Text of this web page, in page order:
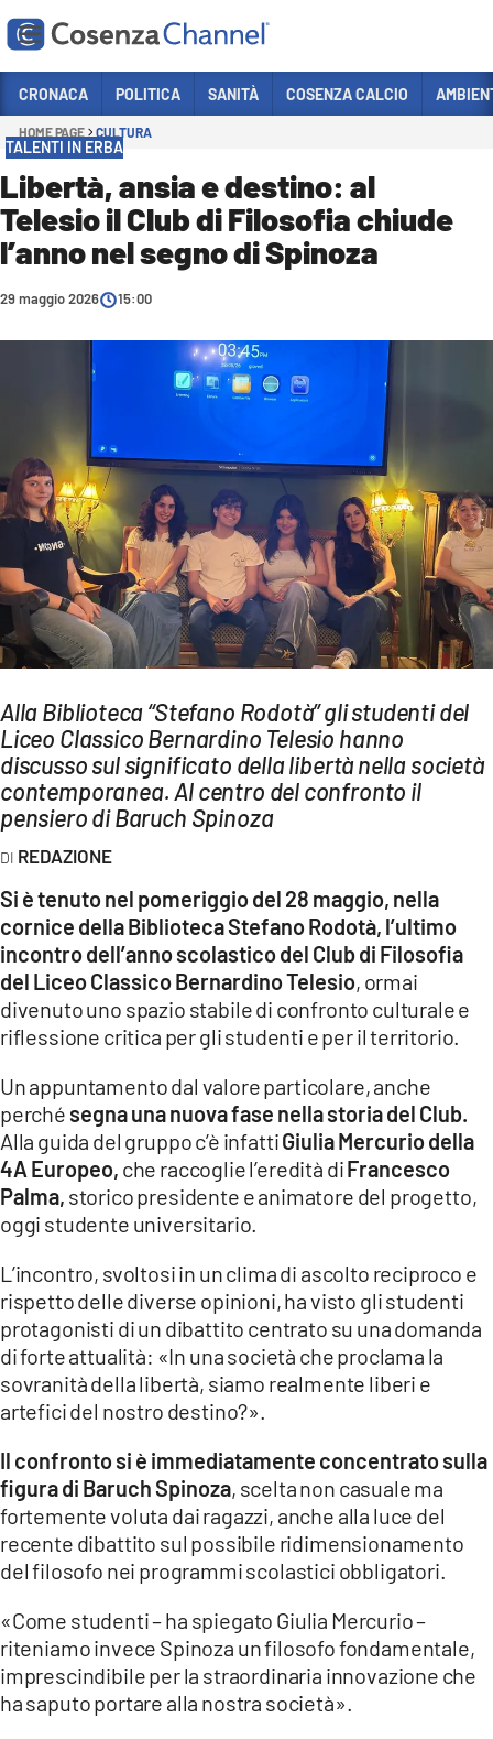
Sezioni
POLITICA
COSENZA CALCIO
ECONOMIA E LAVORO
CULTURA
AMBIENTE
Streaming
LAC TV
LAC NETWORK
LAC ONAIR
LaC
Network
LACPLAY.IT
LACTV.IT
LACONAIR.IT
LACITYMAG.IT
ILREGGINO.IT
COSENZACHANNEL.IT
ILVIBONESE.IT
LACAPITALENEWS.IT
App
ANDROID
CRONACA POLITICA SANITÀ COSENZA CALCIO
HOME PAGE CULTURA
TALENTI IN ERBA
Libertà, ansia e destino: al
Telesio il Club di Filosofia chiude
l’anno nel segno di Spinoza
29 maggio 2026 15:00
Alla Biblioteca “Stefano Rodotà” gli studenti del
Liceo Classico Bernardino Telesio hanno
discusso sul significato della libertà nella società
contemporanea. Al centro del confronto il
pensiero di Baruch Spinoza
REDAZIONE
Si è tenuto nel pomeriggio del 28 maggio, nella
cornice della Biblioteca Stefano Rodotà, l’ultimo
incontro dell’anno scolastico del Club di Filosofia
del Liceo Classico Bernardino Telesio, ormai
divenuto uno spazio stabile di confronto culturale e
riflessione critica per gli studenti e per il territorio.
Un appuntamento dal valore particolare, anche
perché segna una nuova fase nella storia del Club.
Alla guida del gruppo c’è infattiGiulia Mercurio della
4A Europeo, che raccoglie l’eredità diFrancesco
Palma, storico presidente e animatore del progetto,
oggi studente universitario.
L’incontro, svoltosi in un clima di ascolto reciproco e
rispetto delle diverse opinioni, ha visto gli studenti
protagonisti di un dibattito centrato su una domanda
di forte attualità: «In una società che proclama la
sovranità della libertà, siamo realmente liberi e
artefici del nostro destino?».
Il confronto si è immediatamente concentrato sulla
figura di Baruch Spinoza, scelta non casuale ma
fortemente voluta dai ragazzi, anche alla luce del
recente dibattito sul possibile ridimensionamento
del filosofo nei programmi scolastici obbligatori.
«Come studenti – ha spiegato Giulia Mercurio –
riteniamo invece Spinoza un filosofo fondamentale,
imprescindibile per la straordinaria innovazione che
ha saputo portare alla nostra società».